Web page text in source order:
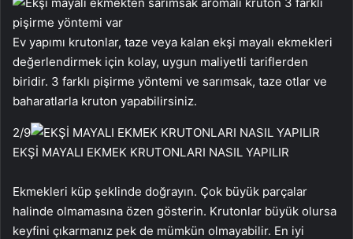
Ev yapımı krutonlar, taze veya kalan ekşi mayalı ekmekleri
değerlendirmek için kolay, uygun maliyetli tariflerden
biridir. 3 farklı pişirme yöntemi ve sarımsak, taze otlar ve
baharatlarla kruton yapabilirsiniz.
2/9
EKŞİ MAYALI EKMEK KRUTONLARI NASIL YAPILIR
Ekmekleri küp şeklinde doğrayın. Çok büyük parçalar
halinde olmamasına özen gösterin. Krutonlar büyük olursa
keyfini çıkarmanız pek de mümkün olmayabilir. En iyi